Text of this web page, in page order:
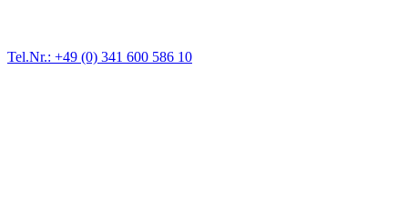
Tel.Nr.: +49 (0) 341 600 586 10